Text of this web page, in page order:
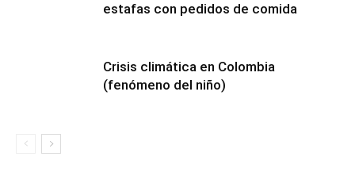
estafas con pedidos de comida
Crisis climática en Colombia
(fenómeno del niño)